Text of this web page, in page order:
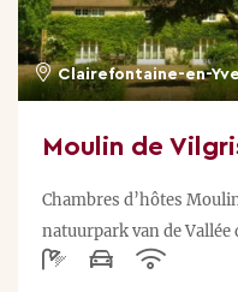
Clairefontaine-en-
Moulin de
Chambres d’hôtes
natuurpark van de Vallée